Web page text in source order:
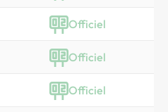
Officiel
Officiel
Officiel